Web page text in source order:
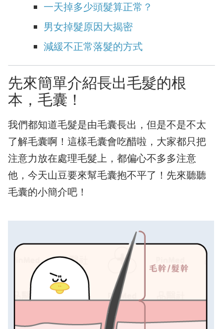
一天掉多少頭髮算正常？
男女掉髮原因大揭密
減緩不正常落髮的方式
先來簡單介紹長出毛髮的根
本，毛囊！
我們都知道毛髮是由毛囊長出，但是不是不太
了解毛囊啊！這樣毛囊會吃醋啦，大家都只把
注意力放在處理毛髮上，都偏心不多多注意
他，今天山豆要來幫毛囊抱不平了！先來聽聽
毛囊的小簡介吧！